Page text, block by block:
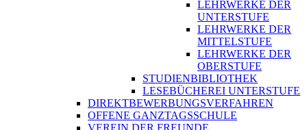
LEHRWERKE DER
UNTERSTUFE
LEHRWERKE DER
MITTELSTUFE
LEHRWERKE DER
OBERSTUFE
STUDIENBIBLIOTHEK
LESEBÜCHEREI UNTERSTUFE
DIREKTBEWERBUNGSVERFAHREN
OFFENE GANZTAGSSCHULE
VEREIN DER FREUNDE